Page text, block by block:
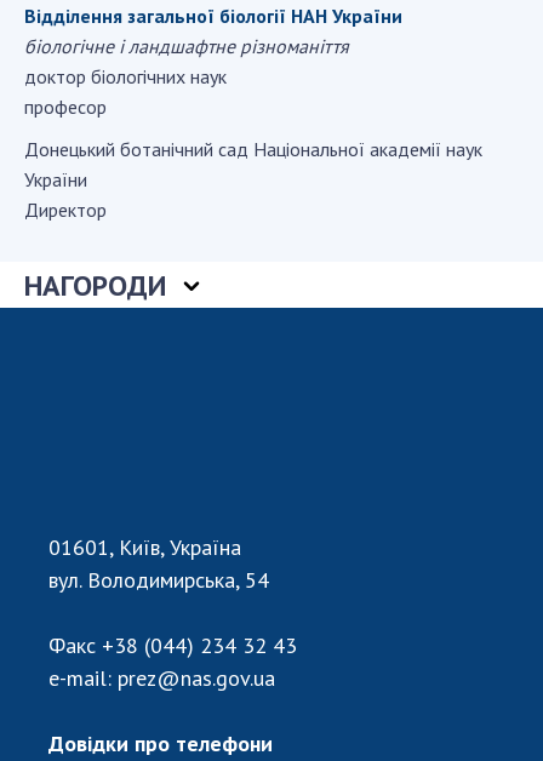
Річні звіти НАН України
Річні фінансові звіти НАН України
Наукові публікації та видавнича діяльність
Охорона прав інтелектуальної власності та
трансфер технологій в наукових установах
Наукові об'єкти, що становлять національне
надбання
науковими приладами НАН України
Оцінювання ефективності діяльності
МІЖНАРОДНЕ СПІВРОБІТНИЦТВО
Міжнародні угоди
Міжнародні програми та конкурси
ДОКУМЕНТИ
Відділення загальної біології НАН України
біологічне і ландшафтне різноманіття
доктор біологічних наук
професор
Донецький ботанiчний сад Національної академії наук
України
Директор
НАГОРОДИ
01601, Київ, Україна
вул. Володимирська, 54
Факс +38 (044) 234 32 43
e-mail: prez@nas.gov.ua
Довідки про телефони